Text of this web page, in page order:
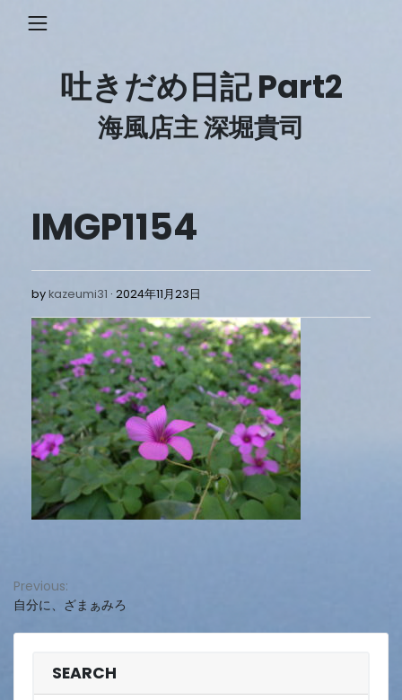
吐きだめ日記 Part2
海風店主 深堀貴司
IMGP1154
bykazeumi31 2024年11月23日
11
月
23
日
投
稿
Previous:
自分に、ざまぁみろ
SEARCH